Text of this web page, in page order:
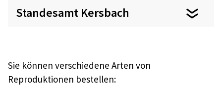
Standesamt Kersbach
Sie können verschiedene Arten von
Reproduktionen bestellen: